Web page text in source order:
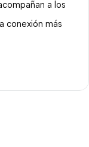
a los
conexión más